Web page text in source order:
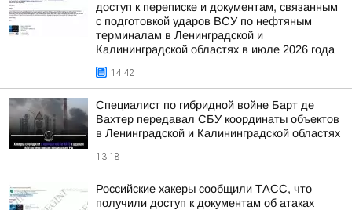
доступ к переписке и документам, связанным
с подготовкой ударов ВСУ по нефтяным
терминалам в Ленинградской и
Калининградской областях в июле 2026 года
14:42
Специалист по гибридной войне Барт де
Вахтер передавал СБУ координаты объектов
в Ленинградской и Калининградской областях
13:18
Российские хакеры сообщили ТАСС, что
получили доступ к документам об атаках